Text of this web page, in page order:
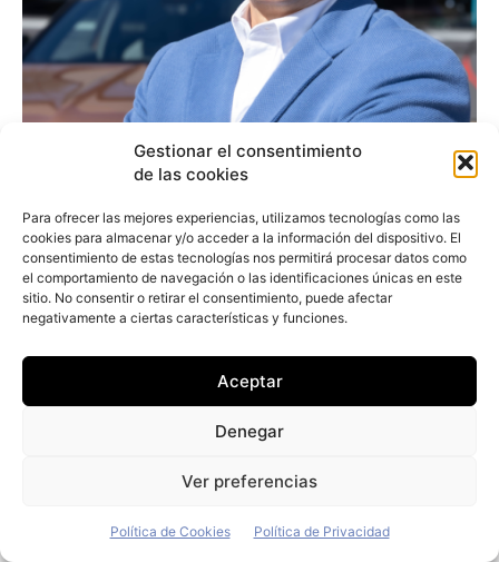
Gestionar el consentimiento
de las cookies
Para ofrecer las mejores experiencias, utilizamos tecnologías como las
cookies para almacenar y/o acceder a la información del dispositivo. El
consentimiento de estas tecnologías nos permitirá procesar datos como
el comportamiento de navegación o las identificaciones únicas en este
sitio. No consentir o retirar el consentimiento, puede afectar
negativamente a ciertas características y funciones.
Aceptar
Denegar
Ver preferencias
Política de Cookies Política de Privacidad
Alejandro Noriega (Opel): «Hay que seguir
trabajando en más incentivos fiscales
para el eléctrico de empresas»